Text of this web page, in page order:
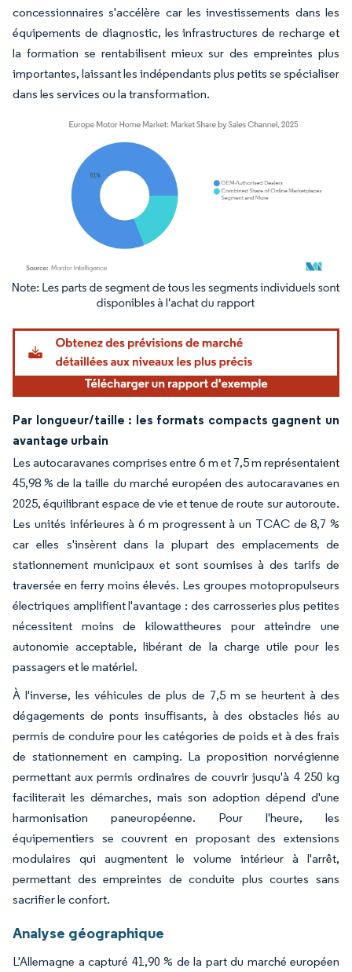
concessionnaires s'accélère car les investissements dans les
équipements de diagnostic, les infrastructures de recharge et
la formation se rentabilisent mieux sur des empreintes plus
importantes, laissant les indépendants plus petits se spécialiser
dans les services ou la transformation.
Image © Mordor Intelligence. La réutilisation nécessite une attribution sous CC BY
Par longueur/taille : les formats compacts gagnent un
avantage urbain
Les autocaravanes comprises entre 6 m et 7,5 m représentaient
45,98 % de la taille du marché européen des autocaravanes en
2025, équilibrant espace de vie et tenue de route sur autoroute.
Les unités inférieures à 6 m progressent à un TCAC de 8,7 %
car elles s'insèrent dans la plupart des emplacements de
stationnement municipaux et sont soumises à des tarifs de
traversée en ferry moins élevés. Les groupes motopropulseurs
électriques amplifient l'avantage : des carrosseries plus petites
nécessitent moins de kilowattheures pour atteindre une
autonomie acceptable, libérant de la charge utile pour les
passagers et le matériel.
À l'inverse, les véhicules de plus de 7,5 m se heurtent à des
dégagements de ponts insuffisants, à des obstacles liés au
permis de conduire pour les catégories de poids et à des frais
de stationnement en camping. La proposition norvégienne
permettant aux permis ordinaires de couvrir jusqu'à 4 250 kg
faciliterait les démarches, mais son adoption dépend d'une
harmonisation paneuropéenne. Pour l'heure, les
équipementiers se couvrent en proposant des extensions
modulaires qui augmentent le volume intérieur à l'arrêt,
permettant des empreintes de conduite plus courtes sans
sacrifier le confort.
Analyse géographique
L'Allemagne a capturé 41,90 % de la part du marché européen